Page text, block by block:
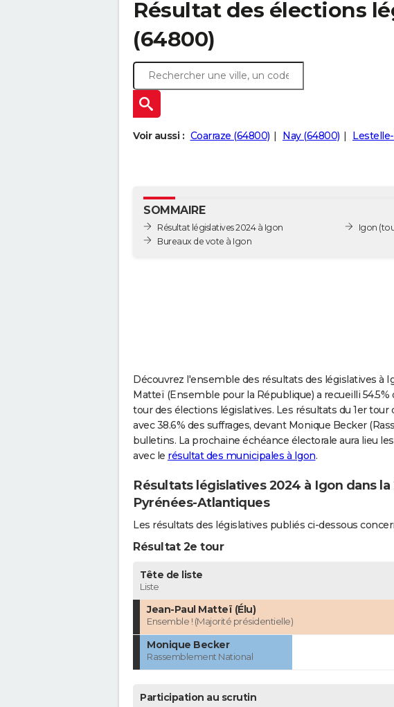
Résultat des élections
(64800)
Voir aussi : Coarraze (64800) Nay (64800)
SOMMAIRE
Résultat législatives 2024 à Igon
Bureaux de vote à Igon
Igon
Découvrez l'ensemble des résultats des législatives à
Matteï (Ensemble pour la République) a recueilli
tour des élections législatives. Les résultats du 1er tour
avec 38.6% des suffrages, devant Monique Becker
bulletins. La prochaine échéance électorale aura lieu
avec le résultat des municipales à Igon.
Résultats législatives 2024 à Igon dans
Pyrénées-Atlantiques
Les résultats des législatives publiés ci-dessous
Résultat 2e tour
Tête de liste
Liste
Jean-Paul Matteï (Élu)
Ensemble ! (Majorité présidentielle)
Monique Becker
Rassemblement National
Participation au scrutin